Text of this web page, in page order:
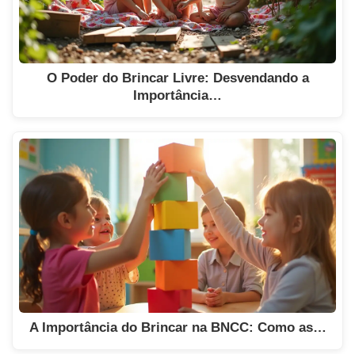
O Poder do Brincar Livre: Desvendando a
Importância…
A Importância do Brincar na BNCC: Como as…